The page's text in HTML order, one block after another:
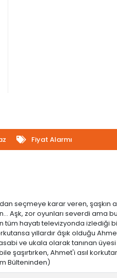
Fiyat Alarmı
seçmeye karar veren,
Aşk, zor oyunları severdi ama
tüm hayatı televizyonda izlediği
yıllardır âşık olduğu
ve ukala olarak tanınan
Ahmet'i asıl
Bülteninden)